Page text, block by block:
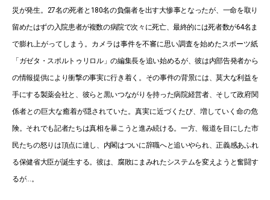
災が発生。27名の死者と180名の負傷者を出す大惨事となったが、一命を取り
留めたはずの入院患者が複数の病院で次々に死亡、最終的には死者数が64名ま
で膨れ上がってしまう。カメラは事件を不審に思い調査を始めたスポーツ紙
「ガゼタ・スポルトゥリロル」の編集長を追い始めるが、彼は内部告発者から
の情報提供により衝撃の事実に行き着く。その事件の背景には、莫大な利益を
手にする製薬会社と、彼らと黒いつながりを持った病院経営者、そして政府関
係者との巨大な癒着が隠されていた。真実に近づくたび、増していく命の危
険。それでも記者たちは真相を暴こうと進み続ける。一方、報道を目にした市
民たちの怒りは頂点に達し、内閣はついに辞職へと追いやられ、正義感あふれ
る保健省大臣が誕生する。彼は、腐敗にまみれたシステムを変えようと奮闘す
るが…。